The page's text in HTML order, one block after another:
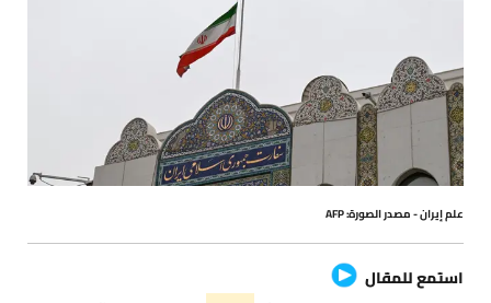
علم إيران - مصدر الصورة: AFP
استمع للمقال